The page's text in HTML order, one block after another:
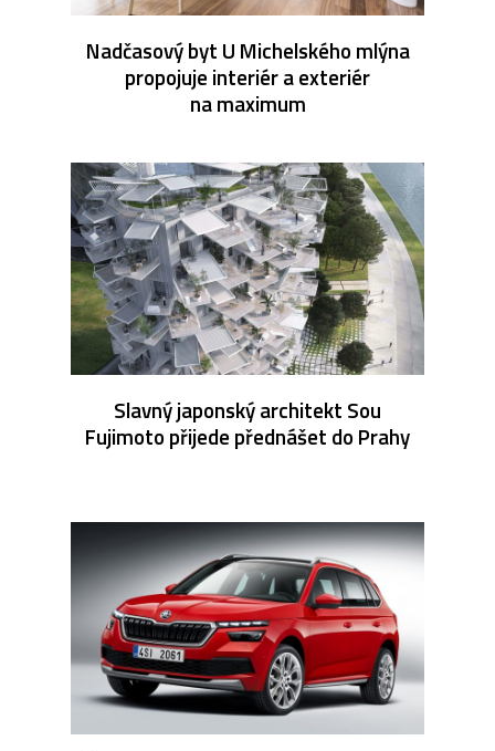
Nadčasový byt U Michelského mlýna
propojuje interiér a exteriér
na maximum
Slavný japonský architekt Sou
Fujimoto přijede přednášet do Prahy